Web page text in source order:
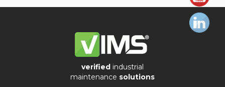
verified industrial
maintenance solutions